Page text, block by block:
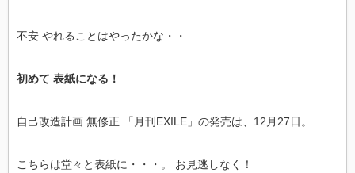
不安 やれることはやったかな・・
初めて 表紙になる！
自己改造計画 無修正 「月刊EXILE」の発売は、12月27日。
こちらは堂々と表紙に・・・。 お見逃しなく！